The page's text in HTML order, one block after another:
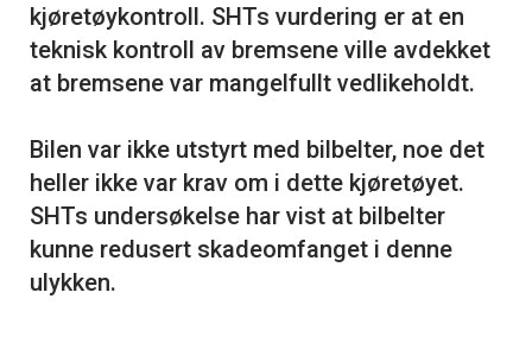
kjøretøykontroll. SHTs vurdering er at en
teknisk kontroll av bremsene ville avdekket
at bremsene var mangelfullt vedlikeholdt.
Bilen var ikke utstyrt med bilbelter, noe det
heller ikke var krav om i dette kjøretøyet.
SHTs undersøkelse har vist at bilbelter
kunne redusert skadeomfanget i denne